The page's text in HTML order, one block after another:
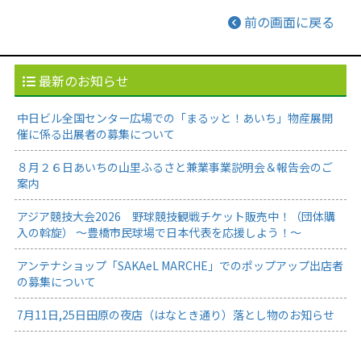
前の画面に戻る
最新のお知らせ
中日ビル全国センター広場での「まるッと！あいち」物産展開
催に係る出展者の募集について
８月２６日あいちの山里ふるさと兼業事業説明会＆報告会のご
案内
アジア競技大会2026 野球競技観戦チケット販売中！（団体購
入の斡旋） ～豊橋市民球場で日本代表を応援しよう！～
アンテナショップ「SAKAeL MARCHE」でのポップアップ出店者
の募集について
7月11日,25日田原の夜店（はなとき通り）落とし物のお知らせ